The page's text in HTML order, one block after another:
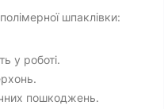
шпаклівки:
у роботі.
пошкоджень.